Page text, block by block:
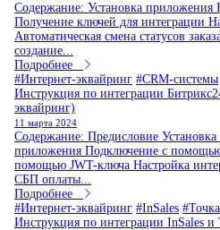
Содержание: Установка приложения
Получение ключей для интеграции
Автоматическая смена статусов
создание...
Подробнее
#Интернет-эквайринг #CRM-системы
Инструкция по интеграции
эквайринг)
11 марта 2024
Содержание: Предисловие
приложения Подключение с
помощью JWT-ключа Настройка
СБП оплаты...
Подробнее
#Интернет-эквайринг #InSales #Точка
Инструкция по интеграции InSales и